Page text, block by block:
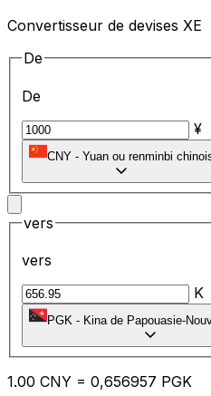
Convertisseur de devises XE
De
De
¥
CNY - Yuan ou renminbi
vers
vers
K
PGK - Kina de Papouasie-
1.00 CNY = 0,656957 PGK